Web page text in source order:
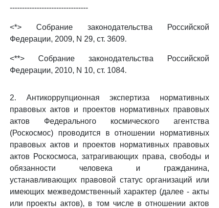
--------------------------------
<*> Собрание законодательства Российской
Федерации, 2009, N 29, ст. 3609.
<**> Собрание законодательства Российской
Федерации, 2010, N 10, ст. 1084.
2. Антикоррупционная экспертиза нормативных
правовых актов и проектов нормативных правовых
актов Федерального космического агентства
(Роскосмос) проводится в отношении нормативных
правовых актов и проектов нормативных правовых
актов Роскосмоса, затрагивающих права, свободы и
обязанности человека и гражданина,
устанавливающих правовой статус организаций или
имеющих межведомственный характер (далее - акты
или проекты актов), в том числе в отношении актов